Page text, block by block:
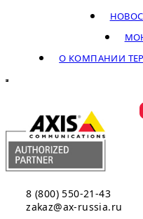
О КОМПАНИИ
8 (800) 550-21-43
zakaz@ax-russia.ru